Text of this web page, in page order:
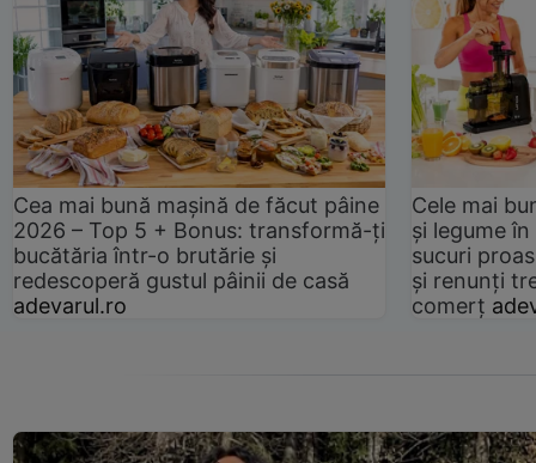
Cea mai bună mașină de făcut pâine
2026 – Top 5 + Bonus: transformă-ți
bucătăria într-o brutărie și
redescoperă gustul pâinii de casă
adevarul.ro
Cele mai
și legume
sucuri
și renunți
comerț